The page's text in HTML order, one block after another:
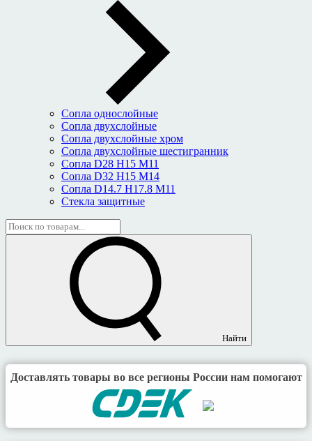
Сопла однослойные
Сопла двухслойные
Сопла двухслойные хром
Сопла двухслойные шестигранник
Сопла D28 H15 M11
Сопла D32 H15 M14
Сопла D14.7 H17.8 M11
Стекла защитные
Найти
Доставлять товары во все регионы России нам помогают